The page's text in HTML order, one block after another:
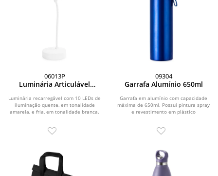
06013P
Luminária Articulável
Luminária recarregável com 10 LEDs de
iluminação quente, em tonalidade
amarela, e fria, em tonalidade branca.
09304
Garrafa Alumínio 650ml
Garrafa em alumínio com capacidade
máxima de 650ml. Possui pintura spray
e revestimento em plástico